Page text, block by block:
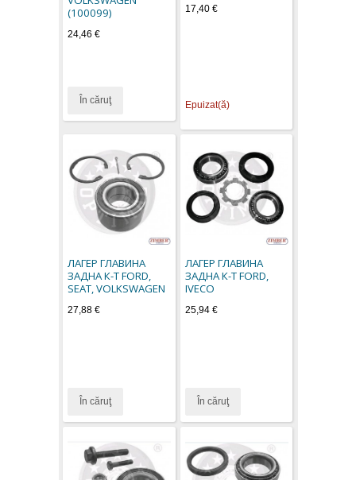
(100099)
24,46 €
În căruţ
17,40 €
Epuizat(ă)
ЛАГЕР ГЛАВИНА
ЗАДНА К-Т FORD,
SEAT, VOLKSWAGEN
27,88 €
În căruţ
ЛАГЕР ГЛАВИНА
ЗАДНА К-Т FORD,
IVECO
25,94 €
În căruţ